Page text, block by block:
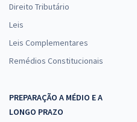
Direito Tributário
Leis
Leis Complementares
Remédios Constitucionais
PREPARAÇÃO A MÉDIO E A
LONGO PRAZO